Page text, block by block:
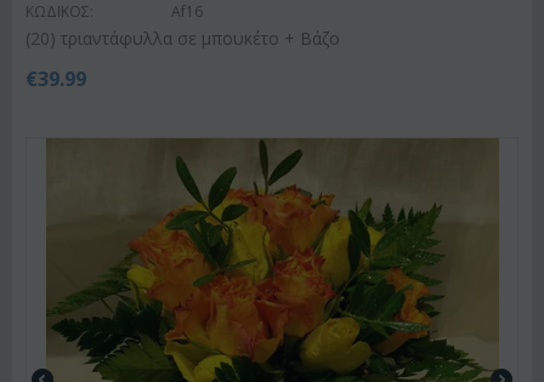
ΚΩΔΙΚΟΣ: Af16
(20) τριαντάφυλλα σε μπουκέτο + Βάζο
€39.99